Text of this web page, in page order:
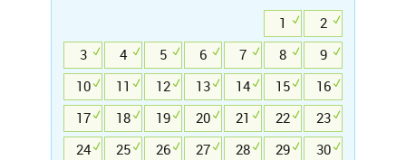
1
2
3
4 5 6 7 8
9
10
11 12 13 14 15
16
17
18 19 20 21 22
23
24
25 26 27 28 29
30